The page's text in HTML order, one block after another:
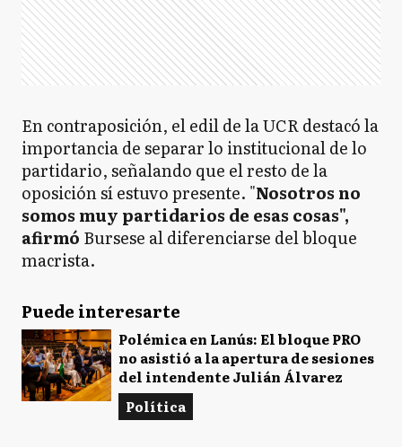
En contraposición, el edil de la UCR destacó la
importancia de separar lo institucional de lo
partidario, señalando que el resto de la
oposición sí estuvo presente. "Nosotros no
somos muy partidarios de esas cosas",
afirmó Bursese al diferenciarse del bloque
macrista.
Puede interesarte
Polémica en Lanús: El bloque PRO
no asistió a la apertura de sesiones
del intendente Julián Álvarez
Política